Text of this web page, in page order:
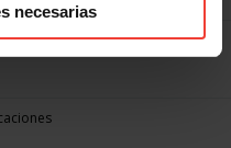
necesarias
no tienen por qué darte un día